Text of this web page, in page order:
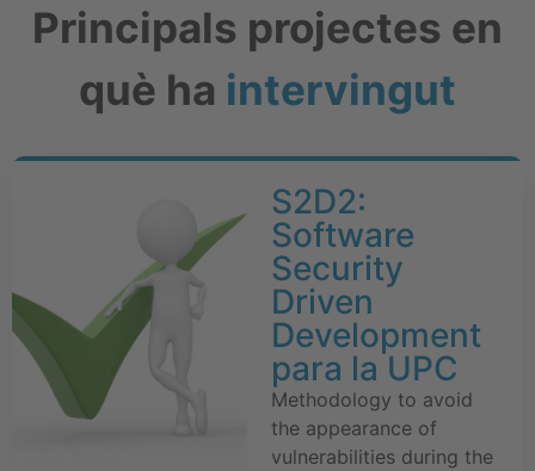
Principals projectes en
què ha intervingut
S2D2:
Software
Security
Driven
Development
para la UPC
Methodology to avoid
the appearance of
vulnerabilities during the